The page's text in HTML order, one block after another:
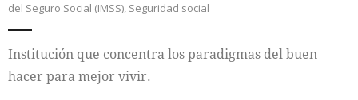
del Seguro Social (IMSS), Seguridad social
Institución que concentra los paradigmas del buen
hacer para mejor vivir.